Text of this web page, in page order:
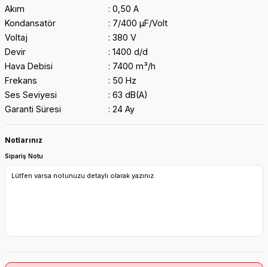
Akım
0,50 A
Kondansatör
7/400 μF/Volt
Voltaj
380 V
Devir
1400 d/d
Hava Debisi
7400 m³/h
Frekans
50 Hz
Ses Seviyesi
63 dB(A)
Garanti Süresi
24 Ay
Notlarınız
Sipariş Notu